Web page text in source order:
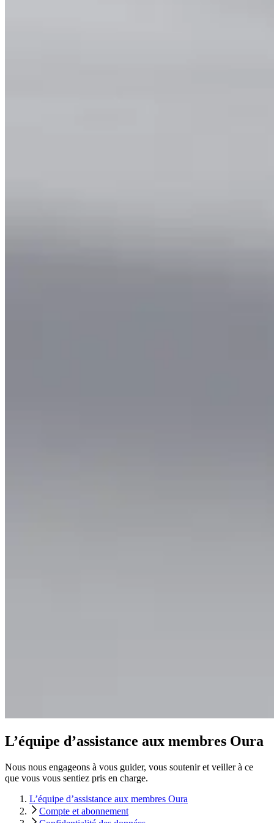
L’équipe d’assistance aux membres Oura
Nous nous engageons à vous guider, vous soutenir et veiller à ce
que vous vous sentiez pris en charge.
L’équipe d’assistance aux membres Oura
Compte et abonnement